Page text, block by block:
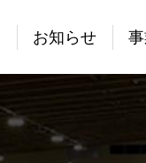
お知らせ